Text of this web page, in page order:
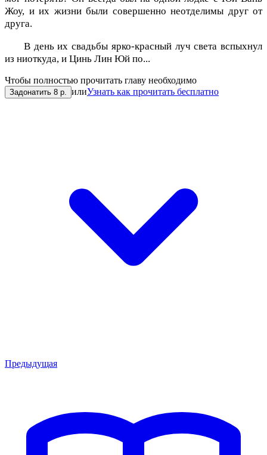
Жоу, и их жизни были совершенно неотделимы друг от
друга.
В день их свадьбы ярко-красный луч света вспыхнул
из ниоткуда, и Цинь Лин Юй по...
Чтобы полностью прочитать главу необходимо
Задонатить 8 р. илиУзнать как прочитать бесплатно
Предыдущая